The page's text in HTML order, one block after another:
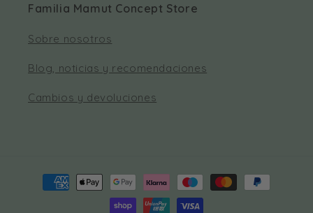
Familia Mamut Concept Store
Sobre nosotros
Blog, noticias y recomendaciones
Cambios y devoluciones
Formas